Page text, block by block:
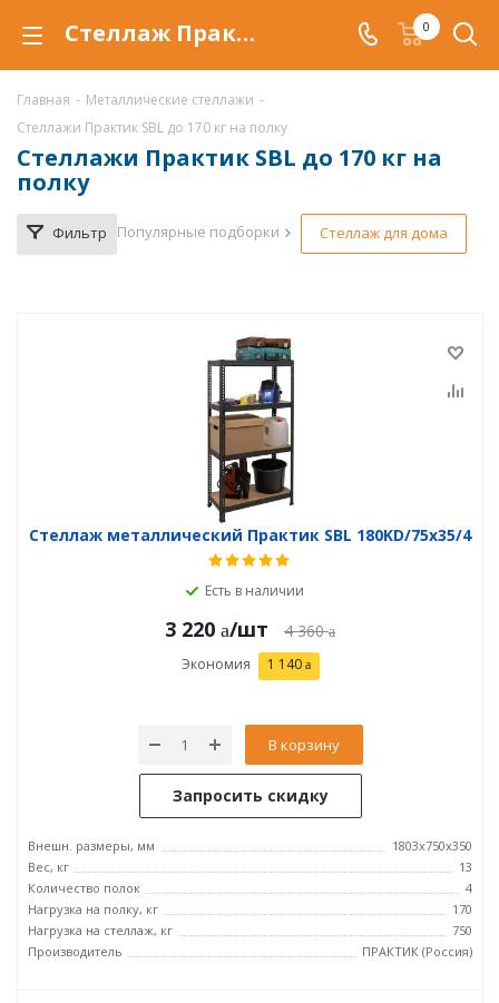
Стеллаж Практик SBL купить по низкой цене в Кунгуре, продажа металлических стеллажей Практик SBL со скидкой 0
Главная - Металлические стеллажи -
Стеллажи Практик SBL до 170 кг на полку
Стеллажи Практик SBL до 170 кг на
полку
Фильтр Популярные подборки Стеллаж для дома
Стеллаж металлический Практик SBL 180KD/75x35/4
Есть в наличии
3 220 /шт 4 360
Экономия 1 140
В корзину
Запросить скидку
Внешн. размеры, мм
1803x750x350
Вес, кг
13
Количество полок
4
Нагрузка на полку, кг
170
Нагрузка на стеллаж, кг
750
Производитель
ПРАКТИК (Россия)